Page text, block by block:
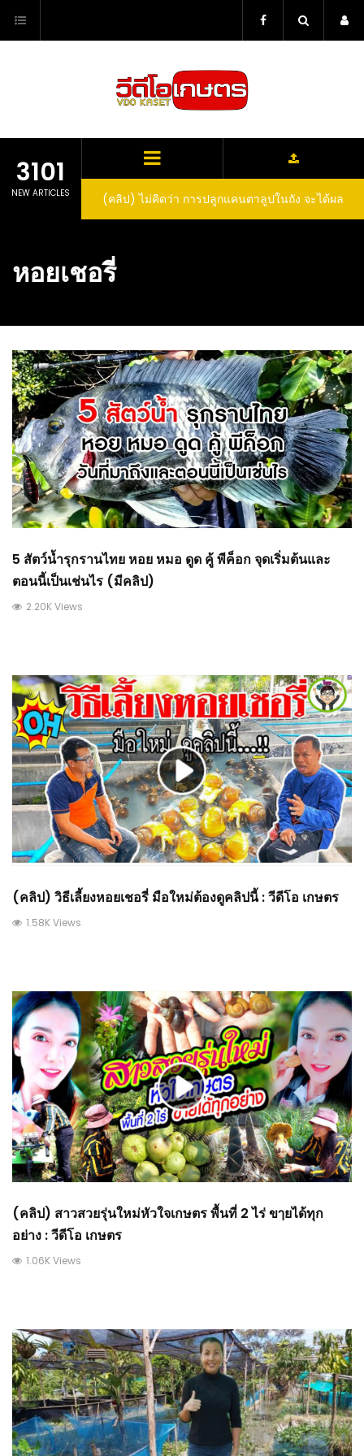
content
3101
NEW ARTICLES
(คลิป) ไม่คิดว่า การปลูกแคนตาลูปในถัง จะได้ผล
ลูกโตและหวานขนาดนี้ I didn’t expect that
(คลิป) วิธีทำไวน์สับปะรด Pineapple Wine
หอยเชอรี่
5 สัตว์น้ำรุกรานไทย หอย หมอ ดูด คู้ พีค็อก จุดเริ่มต้นและ
ตอนนี้เป็นเช่นไร (มีคลิป)
2.20K Views
(คลิป) วิธีเลี้ยงหอยเชอรี่ มือใหม่ต้องดูคลิปนี้ : วีดีโอ เกษตร
1.58K Views
(คลิป) สาวสวยรุ่นใหม่หัวใจเกษตร พื้นที่ 2 ไร่ ขๅยได้ทุก
อย่าง : วีดีโอ เกษตร
1.06K Views